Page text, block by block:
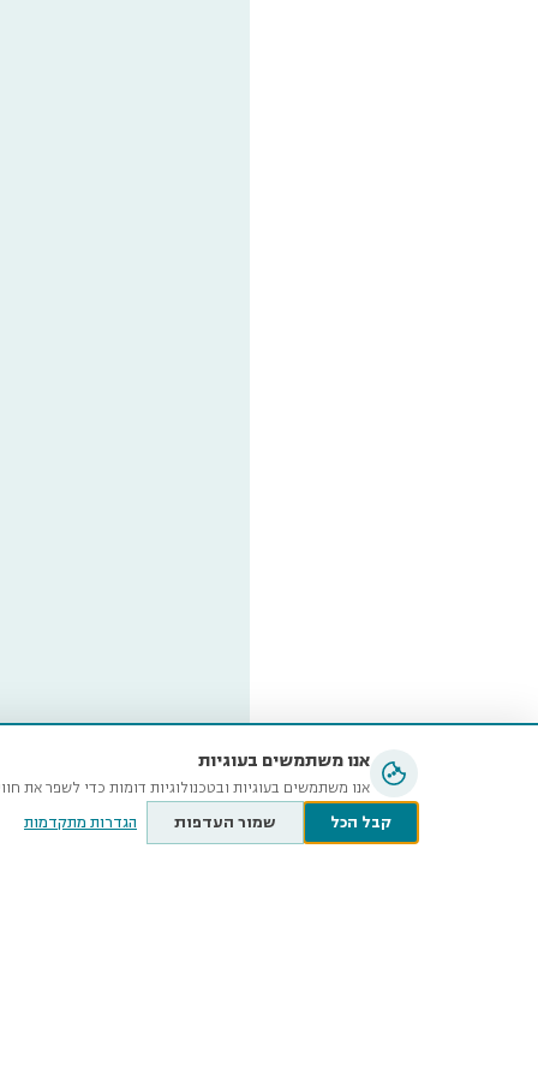
אנו משתמשים בעוגיות
אנו משתמשים בעוגיות ובטכנולוגיות דומות כדי לשפר את
קבל הכל שמור העדפות הגדרות מתקדמות